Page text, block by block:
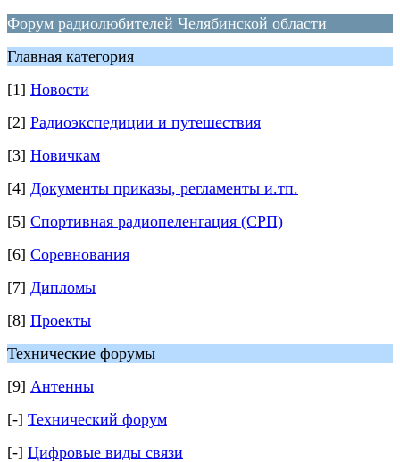
Форум радиолюбителей Челябинской области
Главная категория
[1] Новости
[2] Радиоэкспедиции и путешествия
[3] Новичкам
[4] Документы приказы, регламенты и.тп.
[5] Спортивная радиопеленгация (СРП)
[6] Соревнования
[7] Дипломы
[8] Проекты
Технические форумы
[9] Антенны
[-] Технический форум
[-] Цифровые виды связи